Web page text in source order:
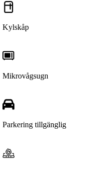
Kylskåp
Mikrovågsugn
Parkering tillgänglig